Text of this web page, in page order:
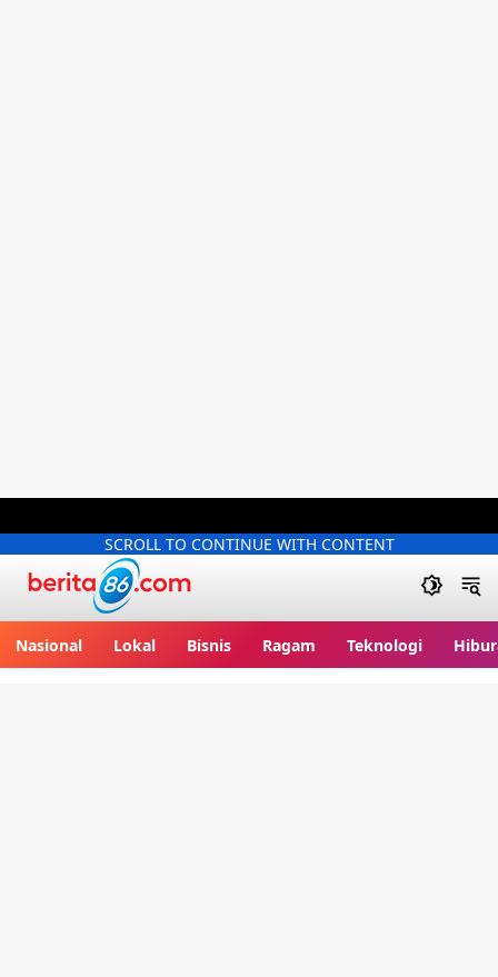
SCROLL TO CONTINUE WITH CONTENT
Nasional Lokal Bisnis Ragam Teknologi